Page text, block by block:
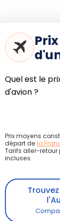
ou Coral
faune.
2
Centre
3 semaines
Alice
Ocean
Conseils
de
Prix
Quel est le
d'avion ?
Prix moyens
départ de la
Tarifs aller-retour
incluses.